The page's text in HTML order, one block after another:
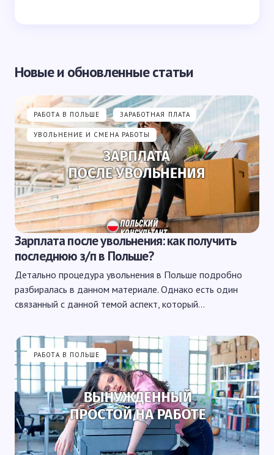
Новые и обновленные статьи
РАБОТА В ПОЛЬШЕ ЗАРАБОТНАЯ ПЛАТА
УВОЛЬНЕНИЕ И СМЕНА РАБОТЫ
Зарплата после увольнения: как получить
последнюю з/п в Польше?
Детально процедура увольнения в Польше подробно
разбиралась в данном материале. Однако есть один
связанный с данной темой аспект, который…
РАБОТА В ПОЛЬШЕ